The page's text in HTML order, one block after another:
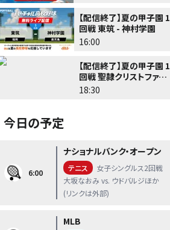
【配信終了】夏の甲子園 1
回戦 東筑 - 神村学園
16:00
【配信終了】夏の甲子園 1
回戦 聖隷クリストファー -
佐野日大
18:30
今日の予定
6:00
ナショナルバンク・オープン
テニス
女子シングルス2回戦
大坂なおみ vs. ウドバルジほか
(リンクは外部)
MLB